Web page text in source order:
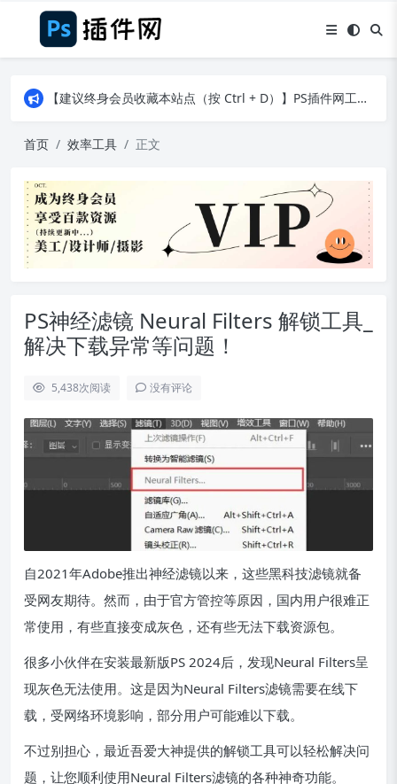
【建议终身会员收藏本站点（按 Ctrl + D）】PS插件网工作日8：30准时更新！（特殊原因除外）
【建议终身会员收藏本站点（按 Ctrl + D）】PS插件网工作日8：30准时更新！（特殊原因除外）
首页 效率工具 正文
PS神经滤镜 Neural Filters 解锁工具_
解决下载异常等问题！
5,438次阅读 没有评论
自2021年Adobe推出神经滤镜以来，这些黑科技滤镜就备
受网友期待。然而，由于官方管控等原因，国内用户很难正
常使用，有些直接变成灰色，还有些无法下载资源包。
很多小伙伴在安装最新版PS 2024后，发现Neural Filters呈
现灰色无法使用。这是因为Neural Filters滤镜需要在线下
载，受网络环境影响，部分用户可能难以下载。
不过别担心，最近吾爱大神提供的解锁工具可以轻松解决问
题，让您顺利使用Neural Filters滤镜的各种神奇功能。